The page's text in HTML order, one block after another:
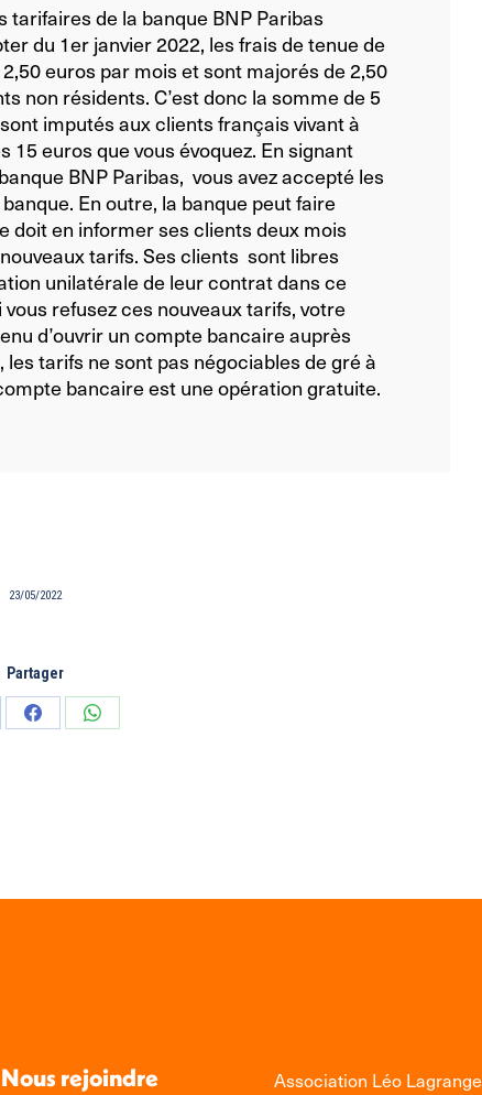
tarifaires de la banque BNP Paribas
du 1er janvier 2022, les frais de tenue de
euros par mois et sont majorés de 2,50
non résidents. C’est donc la somme de 5
imputés aux clients français vivant à
15 euros que vous évoquez. En signant
BNP Paribas, vous avez accepté les
En outre, la banque peut faire
doit en informer ses clients deux mois
tarifs. Ses clients sont libres
unilatérale de leur contrat dans ce
refusez ces nouveaux tarifs, votre
d’ouvrir un compte bancaire auprès
tarifs ne sont pas négociables de gré à
bancaire est une opération gratuite.
23/05/2022
Partager
PartagerPartager
Nous rejoindre
Association Léo Lagrange